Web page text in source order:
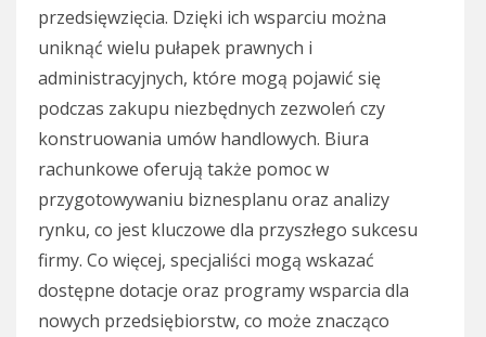
przedsięwzięcia. Dzięki ich wsparciu można
uniknąć wielu pułapek prawnych i
administracyjnych, które mogą pojawić się
podczas zakupu niezbędnych zezwoleń czy
konstruowania umów handlowych. Biura
rachunkowe oferują także pomoc w
przygotowywaniu biznesplanu oraz analizy
rynku, co jest kluczowe dla przyszłego sukcesu
firmy. Co więcej, specjaliści mogą wskazać
dostępne dotacje oraz programy wsparcia dla
nowych przedsiębiorstw, co może znacząco